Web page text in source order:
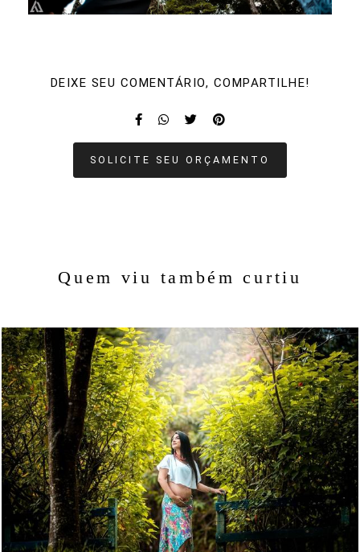
DEIXE SEU COMENTÁRIO, COMPARTILHE!
SOLICITE SEU ORÇAMENTO
Quem viu também curtiu
1448 71